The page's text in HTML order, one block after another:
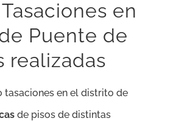
en
Puente de
realizadas
tasaciones en el distrito de
de pisos de distintas